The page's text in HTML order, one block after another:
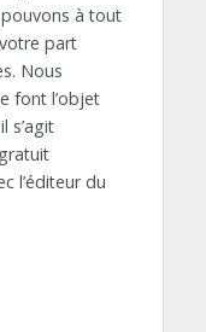
à tout
part
Nous
font l’objet
s’agit
l’éditeur du